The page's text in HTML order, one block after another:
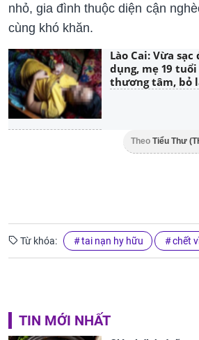
nhỏ, gia đình thuộc diện cận
cùng khó khăn.
Lào Cai: Vừa
dụng, mẹ 19
thương tâm, bỏ
Theo Tiểu Thư
Từ khóa: tai nạn hy hữu chết
TIN MỚI NHẤT